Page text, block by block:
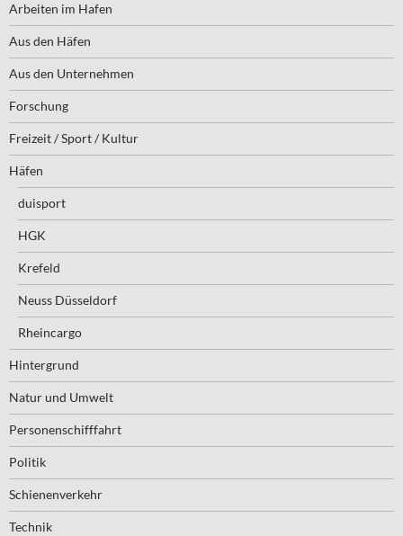
Arbeiten im Hafen
Aus den Häfen
Aus den Unternehmen
Forschung
Freizeit / Sport / Kultur
Häfen
duisport
HGK
Krefeld
Neuss Düsseldorf
Rheincargo
Hintergrund
Natur und Umwelt
Personenschifffahrt
Politik
Schienenverkehr
Technik